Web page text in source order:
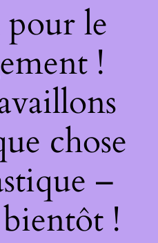
le
!
chose
–
!